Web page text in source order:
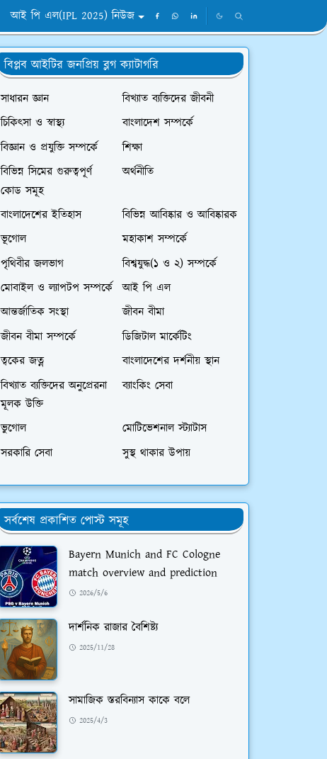
আই পি এল(IPL 2025) নিউজ
বিপ্লব আইটির জনপ্রিয় ব্লগ ক্যাটাগরি
সাধারন জ্ঞান
বিখ্যাত ব্যক্তিদের জীবনী
চিকিৎসা ও স্বাস্থ্য
বাংলাদেশ সম্পর্কে
বিজ্ঞান ও প্রযুক্তি সম্পর্কে
শিক্ষা
বিভিন্ন সিমের গুরুত্বপূর্ণ
কোড সমূহ
অর্থনীতি
বাংলাদেশের ইতিহাস
বিভিন্ন আবিষ্কার ও আবিষ্কারক
ভূগোল
মহাকাশ সম্পর্কে
পৃথিবীর জলভাগ
বিশ্বযুদ্ধ(১ ও ২) সম্পর্কে
মোবাইল ও ল্যাপটপ সম্পর্কে আই পি এল
আন্তর্জাতিক সংস্থা
জীবন বীমা
জীবন বীমা সম্পর্কে
ডিজিটাল মার্কেটিং
ত্বকের জত্ন
বাংলাদেশের দর্শনীয় স্থান
বিখ্যাত ব্যক্তিদের অনুপ্রেরনা
মূলক উক্তি
ব্যাংকিং সেবা
ভুগোল
মোটিভেশনাল স্ট্যাটাস
সরকারি সেবা
সুস্থ থাকার উপায়
সর্বশেষ প্রকাশিত পোস্ট সমূহ
Bayern Munich and FC Cologne
match overview and prediction
2026/5/6
দার্শনিক রাজার বৈশিষ্ট্য
2025/11/28
সামাজিক স্তরবিন্যাস কাকে বলে
2025/4/3